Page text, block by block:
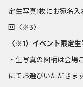
定生写真1枚にお宛名
回〈※3〉
〈※1〉イベント限定
・生写真の図柄は会場
にてお選びいただきます